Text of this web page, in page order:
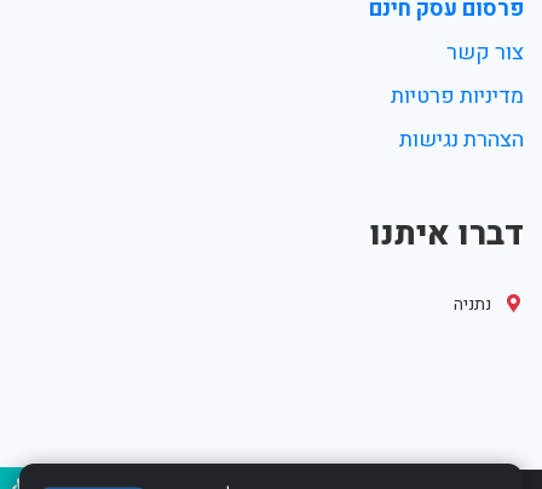
פרסום עסק חינם
צור קשר
מדיניות פרטיות
הצהרת נגישות
דברו איתנו
נתניה